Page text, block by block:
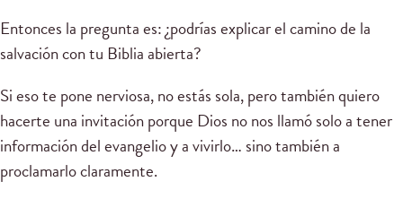
Entonces la pregunta es: ¿podrías explicar el camino de la
salvación con tu Biblia abierta?
Si eso te pone nerviosa, no estás sola, pero también quiero
hacerte una invitación porque Dios no nos llamó solo a tener
información del evangelio y a vivirlo… sino también a
proclamarlo claramente.